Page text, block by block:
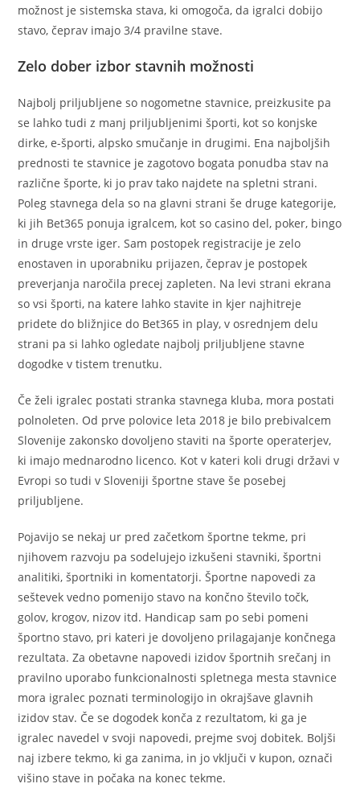
možnost je sistemska stava, ki omogoča, da igralci dobijo
stavo, čeprav imajo 3/4 pravilne stave.
Zelo dober izbor stavnih možnosti
Najbolj priljubljene so nogometne stavnice, preizkusite pa
se lahko tudi z manj priljubljenimi športi, kot so konjske
dirke, e-športi, alpsko smučanje in drugimi. Ena najboljših
prednosti te stavnice je zagotovo bogata ponudba stav na
različne športe, ki jo prav tako najdete na spletni strani.
Poleg stavnega dela so na glavni strani še druge kategorije,
ki jih Bet365 ponuja igralcem, kot so casino del, poker, bingo
in druge vrste iger. Sam postopek registracije je zelo
enostaven in uporabniku prijazen, čeprav je postopek
preverjanja naročila precej zapleten. Na levi strani ekrana
so vsi športi, na katere lahko stavite in kjer najhitreje
pridete do bližnjice do Bet365 in play, v osrednjem delu
strani pa si lahko ogledate najbolj priljubljene stavne
dogodke v tistem trenutku.
Če želi igralec postati stranka stavnega kluba, mora postati
polnoleten. Od prve polovice leta 2018 je bilo prebivalcem
Slovenije zakonsko dovoljeno staviti na športe operaterjev,
ki imajo mednarodno licenco. Kot v kateri koli drugi državi v
Evropi so tudi v Sloveniji športne stave še posebej
priljubljene.
Pojavijo se nekaj ur pred začetkom športne tekme, pri
njihovem razvoju pa sodelujejo izkušeni stavniki, športni
analitiki, športniki in komentatorji. Športne napovedi za
seštevek vedno pomenijo stavo na končno število točk,
golov, krogov, nizov itd. Handicap sam po sebi pomeni
športno stavo, pri kateri je dovoljeno prilagajanje končnega
rezultata. Za obetavne napovedi izidov športnih srečanj in
pravilno uporabo funkcionalnosti spletnega mesta stavnice
mora igralec poznati terminologijo in okrajšave glavnih
izidov stav. Če se dogodek konča z rezultatom, ki ga je
igralec navedel v svoji napovedi, prejme svoj dobitek. Boljši
naj izbere tekmo, ki ga zanima, in jo vključi v kupon, označi
višino stave in počaka na konec tekme.